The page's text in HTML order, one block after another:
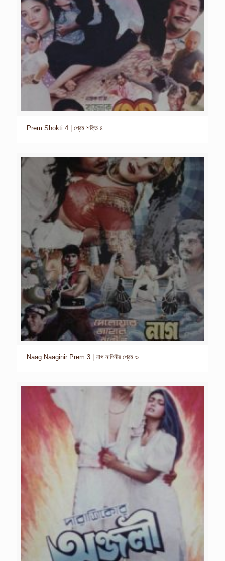
Prem Shokti 4 | প্রেম শক্তি ৪
Naag Naaginir Prem 3 | নাগ নাগিনীর প্রেম ৩